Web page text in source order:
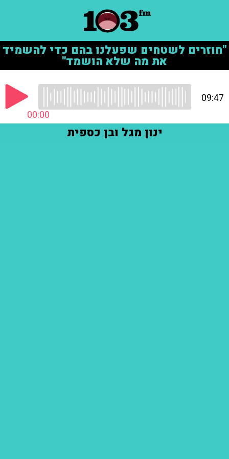
"חוזרים לשטחים שפעלנו בהם כדי להשמיד
את מה שלא הושמד"
00:00
09:47
ינון מגל ובן כספית